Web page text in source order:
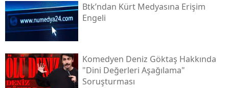
Btk’ndan Kürt Medyasına Erişim
Engeli
Komedyen Deniz Göktaş Hakkında
"dini Değerleri Aşağılama"
Soruşturması